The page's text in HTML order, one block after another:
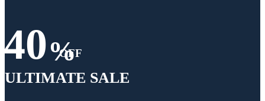
40%
OFF
ULTIMATE SALE